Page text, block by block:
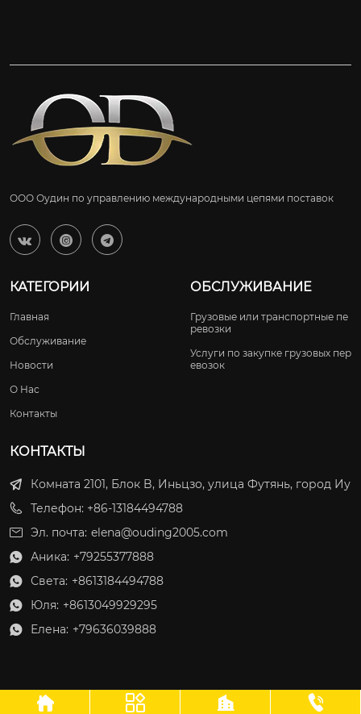
ООО Оудин по управлению международными цепями поставок
  
КАТЕГОРИИ
Главная
Обслуживание
Новости
О Нас
Контакты
ОБСЛУЖИВАНИЕ
Грузовые или транспортные пе
ревозки
Услуги по закупке грузовых пер
евозок
КОНТАКТЫ
Комната 2101, Блок B, Иньцзо, улица Футянь, город Иу
Телефон: +86-13184494788
Эл. почта: elena@ouding2005.com
 Аника: +79255377888
 Света: +8613184494788
 Юля: +8613049929295
 Елена: +79636039888
   